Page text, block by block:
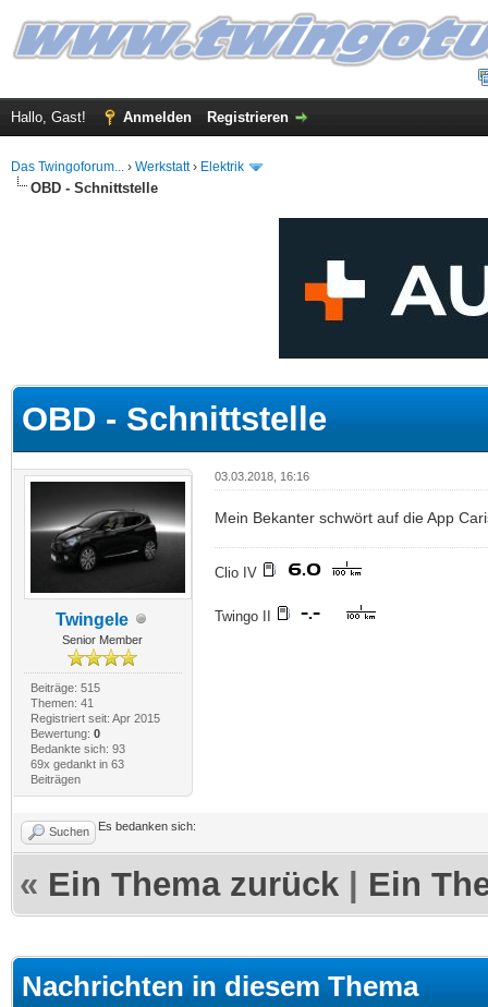
Hallo, Gast! Anmelden Registrieren
Das Twingoforum... › Werkstatt› Elektrik
OBD - Schnittstelle
OBD - Schnittstelle
Twingele
Senior Member
Beiträge: 515
Themen: 41
Registriert seit: Apr 2015
Bewertung: 0
Bedankte sich: 93
69x gedankt in 63
Beiträgen
03.03.2018, 16:16
Mein Bekanter schwört auf die App
Clio IV
Twingo II
Suchen Es bedanken sich:
« Ein Thema zurück Ein
Nachrichten in diesem Thema